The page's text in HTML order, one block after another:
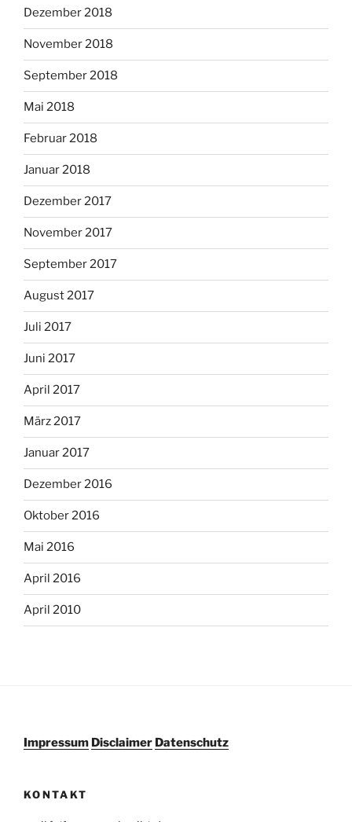
Dezember 2018
November 2018
September 2018
Mai 2018
Februar 2018
Januar 2018
Dezember 2017
November 2017
September 2017
August 2017
Juli 2017
Juni 2017
April 2017
März 2017
Januar 2017
Dezember 2016
Oktober 2016
Mai 2016
April 2016
April 2010
Impressum Disclaimer Datenschutz
KONTAKT